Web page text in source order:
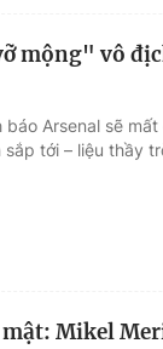
mộng" vô
báo Arsenal sẽ
sắp tới – liệu thầy
Mikel